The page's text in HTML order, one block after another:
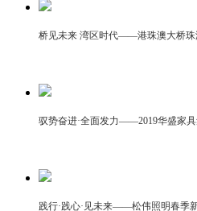
桥见未来 湾区时代——港珠澳大桥珠
驭势奋进·全面发力——2019华盛家
践行·践心·见未来——松伟照明春季